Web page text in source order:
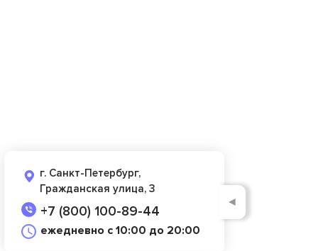
г. Санкт-Петербург,
Гражданская улица, 3
+7 (800) 100-89-44
ежедневно с 10:00 до 20:00
◄